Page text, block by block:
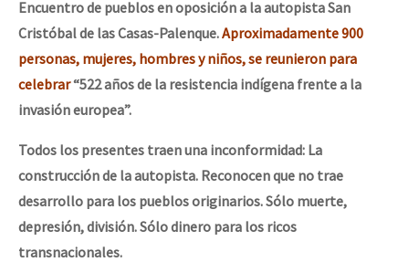
Encuentro de pueblos en oposición a la autopista San
Cristóbal de las Casas-Palenque.Aproximadamente 900
personas, mujeres, hombres y niños, se reunieron para
celebrar“522 años de la resistencia indígena frente a la
invasión europea”.
Todos los presentes traen una inconformidad: La
construcción de la autopista. Reconocen que no trae
desarrollo para los pueblos originarios. Sólo muerte,
depresión, división. Sólo dinero para los ricos
transnacionales.